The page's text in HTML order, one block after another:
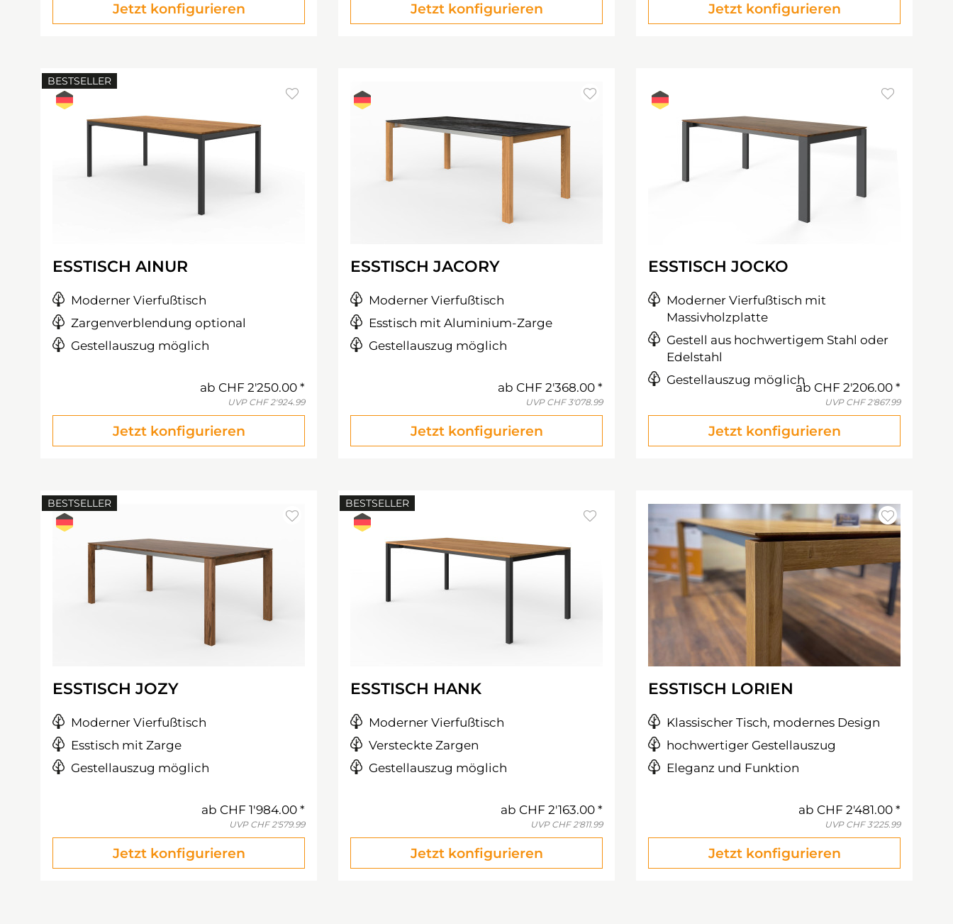
Jetzt konfigurieren Jetzt konfigurieren Jetzt konfigurieren
BESTSELLER
ESSTISCH AINUR
Moderner Vierfußtisch
Zargenverblendung optional
Gestellauszug möglich
ab CHF 2'250.00
UVP CHF 2'924.99
Jetzt konfigurieren
ESSTISCH JACORY
Moderner Vierfußtisch
Esstisch mit Aluminium-Zarge
Gestellauszug möglich
ab CHF 2'368.00
UVP CHF 3'078.99
Jetzt konfigurieren
ESSTISCH JOCKO
Moderner Vierfußtisch mit
Massivholzplatte
Gestell aus hochwertigem Stahl oder
Edelstahl
Gestellauszug möglich
ab CHF 2'206.00
UVP CHF 2'867.99
Jetzt konfigurieren
BESTSELLER
ESSTISCH JOZY
Moderner Vierfußtisch
Esstisch mit Zarge
Gestellauszug möglich
ab CHF 1'984.00
UVP CHF 2'579.99
Jetzt konfigurieren
BESTSELLER
ESSTISCH HANK
Moderner Vierfußtisch
Versteckte Zargen
Gestellauszug möglich
ab CHF 2'163.00
UVP CHF 2'811.99
Jetzt konfigurieren
ESSTISCH LORIEN
Klassischer Tisch, modernes Design
hochwertiger Gestellauszug
Eleganz und Funktion
ab CHF 2'481.00
UVP CHF 3'225.99
Jetzt konfigurieren